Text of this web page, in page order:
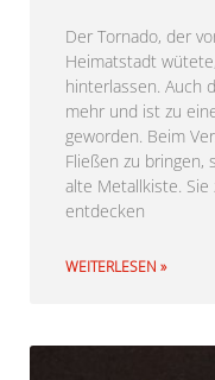
Der Tornado, der
Heimatstadt
hinterlassen. Auch
mehr und ist zu
geworden. Beim
Fließen zu bringen,
alte Metallkiste. Sie
entdecken
WEITERLESEN »